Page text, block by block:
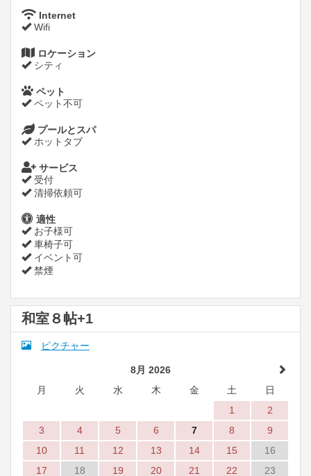
Internet
Wifi
ロケーション
シティ
ペット
ペット不可
プールとスパ
ホットタブ
サービス
受付
清掃依頼可
適性
お子様可
車椅子可
イベント可
禁煙
和室８帖+1
ピクチャー
8月 2026
月
火 水 木 金 土
日
1
2
3
4 5 6 7 8
9
10
11 12 13 14 15
16
17
18 19 20 21 22 23